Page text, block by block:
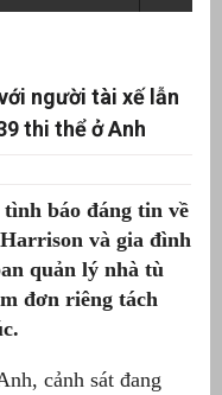
người tài xế lẫn
thi thể ở Anh
báo đáng tin về
và gia đình
quản lý nhà tù
đơn riêng tách
cảnh sát đang